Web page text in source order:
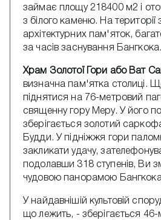
займає площу 218400 м2 і
з білого каменю. На
архітектурних пам'яток,
за часів заснування Бангкока.
Храм Золотої Гори або Ват
визначна пам'ятка столиці.
піднятися на 76-метровий
священну гору Меру. У його
зберігається золотий
Будди. У підніжжя гори
закликати удачу,
подолавши 318 ступенів, Ви
чудовою панорамою
У найдавнішій культовій
що лежить, - зберігається 46-